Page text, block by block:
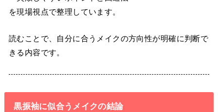
を現場視点で整理しています。
読むことで、自分に合うメイクの方向性が明確に判断で
きる内容です。
黒振袖に似合うメイクの結論